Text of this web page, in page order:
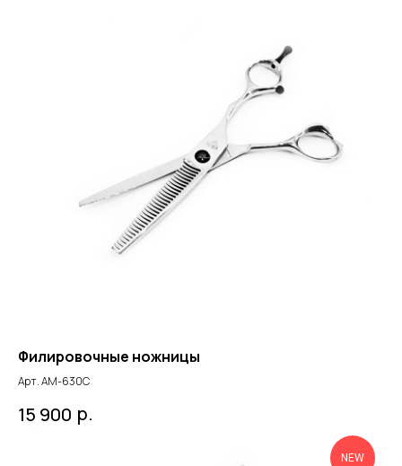
Филировочные ножницы
Арт. AM-630C
15 900 р.
NEW